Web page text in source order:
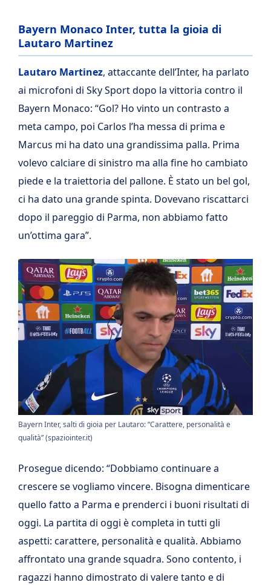
Bayern Monaco Inter, tutta la gioia di
Lautaro Martinez
Lautaro Martinez, attaccante dell’Inter, ha parlato
ai microfoni di Sky Sport dopo la vittoria contro il
Bayern Monaco: “Gol? Ho vinto un contrasto a
meta campo, poi Carlos l’ha messa di prima e
Marcus mi ha dato una grandissima palla. Prima
volevo calciare di sinistro ma alla fine ho cambiato
piede e la traiettoria del pallone. È stato un bel gol,
ci ha dato una grande spinta. Dovevano riscattarci
dopo il pareggio di Parma, non abbiamo fatto
un’ottima gara”.
Bayern Inter, salti di gioia per Lautaro: “Carattere, personalità e
qualità” (spaziointer.it)
Prosegue dicendo: “Dobbiamo continuare a
crescere se vogliamo vincere. Bisogna dimenticare
quello fatto a Parma e prenderci i buoni risultati di
oggi. La partita di oggi è completa in tutti gli
aspetti: carattere, personalità e qualità. Abbiamo
affrontato una grande squadra. Sono contento, i
ragazzi hanno dimostrato di valere tanto e di